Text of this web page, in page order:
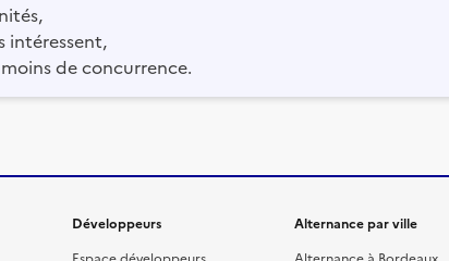
intéressent,
de concurrence.
Développeurs
Espace développeurs
Alternance par ville
Alternance à Bordeaux